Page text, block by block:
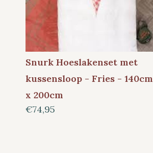
Snurk Hoeslakenset met
kussensloop - Fries - 140cm
x 200cm
€74,95